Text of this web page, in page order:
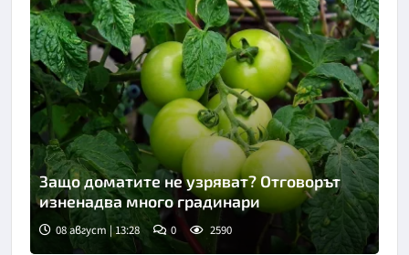
Снимка: Пиксабей
Защо доматите не узряват? Отговорът
изненадва много градинари
08 август | 13:28 0 2590